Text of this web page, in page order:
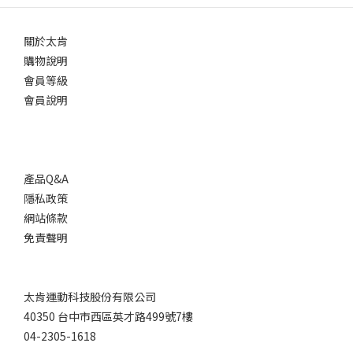
關於太肯
購物說明
會員等級
會員說明
產品Q&A
隱私政策
網站條款
免責聲明
太肯運動科技股份有限公司
40350 台中市西區英才路499號7樓
04-2305-1618